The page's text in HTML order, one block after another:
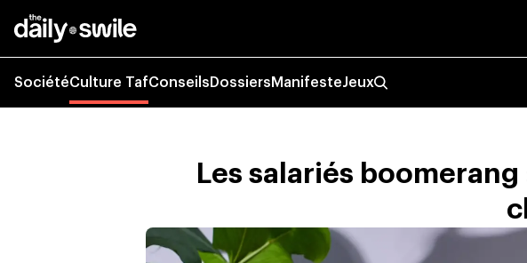
SociétéCulture TafConseils Dossiers ManifesteJeux
Les salariés